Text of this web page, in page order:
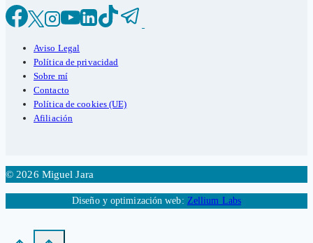
Aviso Legal
Política de privacidad
Sobre mí
Contacto
Política de cookies (UE)
Afiliación
© 2026 Miguel Jara
Diseño y optimización web: Zellium Labs